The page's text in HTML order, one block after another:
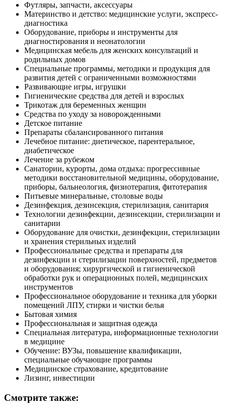
Футляры, запчасти, аксессуары
Материнство и детство: медицинские услуги, экспресс-
диагностика
Оборудование, приборы и инструменты для
диагностирования и неонатологии
Медицинская мебель для женских консультаций и
родильных домов
Специальные программы, методики и продукция для
развития детей с ограниченными возможностями
Развивающие игры, игрушки
Гигиенические средства для детей и взрослых
Трикотаж для беременных женщин
Средства по уходу за новорожденными
Детское питание
Препараты сбалансированного питания
Лечебное питание: диетическое, парентеральное,
диабетическое
Лечение за рубежом
Санатории, курорты, дома отдыха: прогрессивные
методики восстановительной медицины, оборудование,
приборы, бальнеология, физиотерапия, фитотерапия
Питьевые минеральные, столовые воды
Дезинфекция, дезинсекция, стерилизация, санитария
Технологии дезинфекции, дезинсекции, стерилизации и
санитарии
Оборудование для очистки, дезинфекции, стерилизации
и хранения стерильных изделий
Профессиональные средства и препараты для
дезинфекции и стерилизации поверхностей, предметов
и оборудования; хирургической и гигиенической
обработки рук и операционных полей, медицинских
инструментов
Профессиональное оборудование и техника для уборки
помещений ЛПУ, стирки и чистки белья
Бытовая химия
Профессиональная и защитная одежда
Специальная литература, информационные технологии
в медицине
Обучение: ВУЗы, повышение квалификации,
специальные обучающие программы
Медицинское страхование, кредитование
Лизинг, инвестиции
Смотрите также: